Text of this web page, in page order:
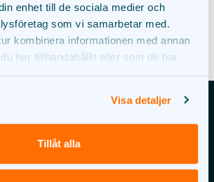
enhet till de sociala medier och
som vi samarbetar med.
kombinera informationen med annan
har tillhandahållit eller som de har
Visa detaljer
Tillåt alla